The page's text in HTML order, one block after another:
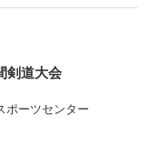
剣道大会
ーツセンター